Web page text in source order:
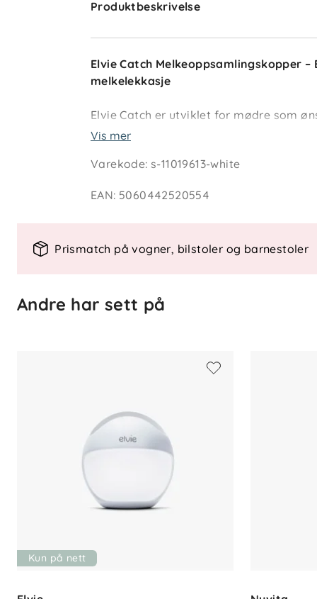
Produktbeskrivelse
Elvie Catch Melkeoppsamlingskopper
melkelekkasje
Elvie Catch er utviklet for mødre som
opp lekkende melk på. Med to sklisikre
Egenskaper:
forhindrer søl.
Stor kapasitet : Samler opptil 28,4
Gjenbrukbare
Funksjonelle detaljer:
Brukstid
Rengjøring
Vis mer
Varekode:s-11019613-white
EAN: 5060442520554
Prismatch på vogner, bilstoler og barnestoler
Andre har sett på
Kun på nett